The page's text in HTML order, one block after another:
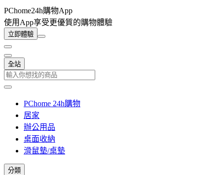
PChome24h購物App
使用App享受更優質的購物體驗
立即體驗
全站
PChome 24h購物
居家
辦公用品
桌面收納
滑鼠墊/桌墊
分類